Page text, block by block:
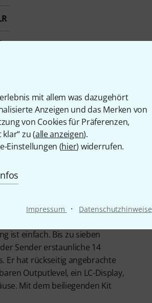
mit allem was dazugehört
Anzeigen und das Merken von
von Cookies für Präferenzen,
zu (alle anzeigen).
Einstellungen (hier) widerrufen.
Impressum · Datenschutzhinweise
Beta 58A
System BLX24R/Beta58 S8
ist einfach. Bis zu sieben
Sender erstaunliche 14
Er hat rückseitig angebrachte
Outputlevel, ein LC-Display,
Mit dem beiliegenden Kit